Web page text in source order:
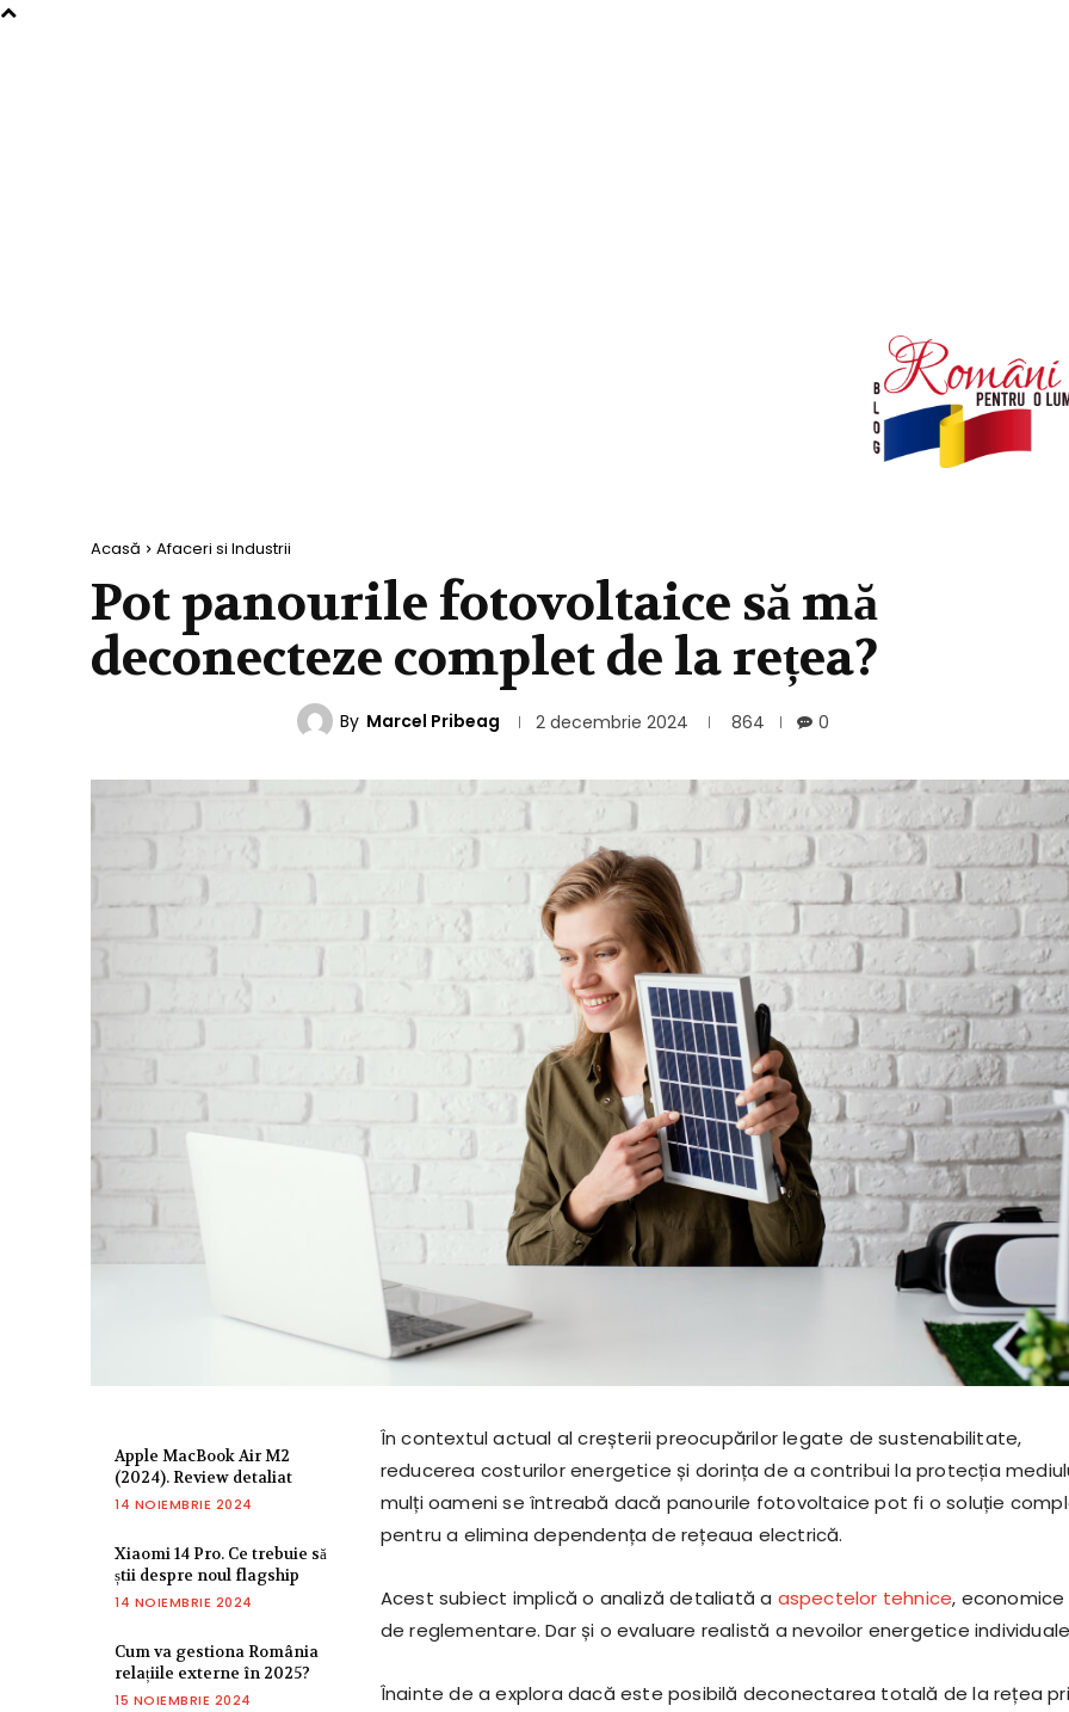
Acasă Afaceri si Industrii
Pot panourile fotovoltaice să mă
deconecteze complet de la rețea?
By Marcel Pribeag 2 decembrie 2024 864 0
Apple MacBook Air M2
(2024). Review detaliat
14 NOIEMBRIE 2024
Xiaomi 14 Pro. Ce trebuie să
știi despre noul flagship
14 NOIEMBRIE 2024
Cum va gestiona România
relațiile externe în 2025?
15 NOIEMBRIE 2024
În contextul actual al creșterii preocupărilor legate de sustenabilitate,
reducerea costurilor energetice și dorința de a contribui la protecția
mulți oameni se întreabă dacă panourile fotovoltaice pot fi o soluție
pentru a elimina dependența de rețeaua electrică.
Acest subiect implică o analiză detaliată a aspectelor tehnice, economice
de reglementare. Dar și o evaluare realistă a nevoilor energetice
Înainte de a explora dacă este posibilă deconectarea totală de la rețea